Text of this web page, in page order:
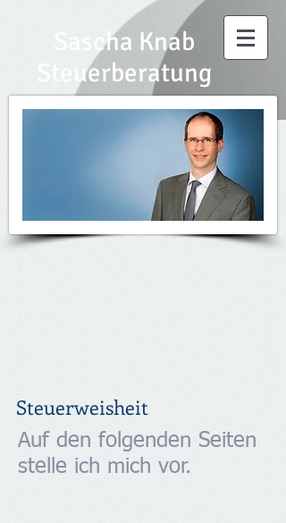
Sascha Knab
Steuerberatung
Steuerweisheit
Auf den folgenden Seiten
stelle ich mich vor.